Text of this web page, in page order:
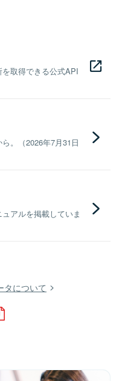
取得できる公式API
。（2026年7月31日
アルを掲載していま
タについて